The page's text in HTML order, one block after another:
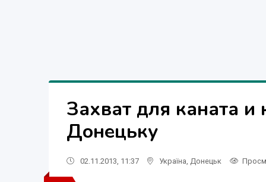
Захват для каната
Донецьку
02.11.2013, 11:37 Україна Донецьк